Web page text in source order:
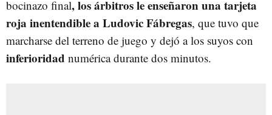
bocinazo final, los árbitros le enseñaron una tarjeta
roja inentendible a Ludovic Fábregas, que tuvo que
marcharse del terreno de juego y dejó a los suyos con
inferioridad numérica durante dos minutos.